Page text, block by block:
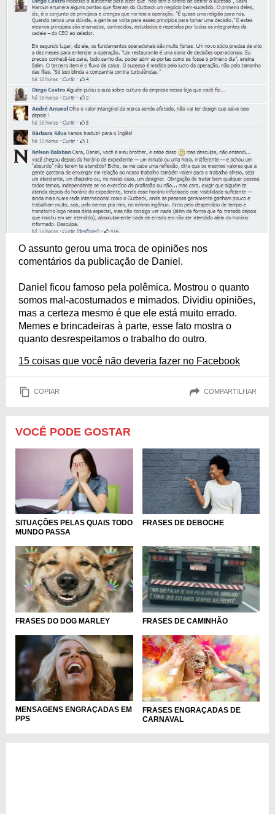
O assunto gerou uma troca de opiniões nos
comentários da publicação de Daniel.
Daniel ficou famoso pela polêmica. Mostrou o quanto
somos mal-acostumados e mimados. Dividiu opiniões,
mas a certeza mesmo é que ele está muito errado.
Memes e brincadeiras à parte, esse fato mostra o
quanto desrespeitamos o trabalho do outro.
15 coisas que você não deveria fazer no Facebook
COPIAR COMPARTILHAR
VOCÊ PODE GOSTAR
SITUAÇÕES PELAS QUAIS TODO
MUNDO PASSA
FRASES DE DEBOCHE
FRASES DO DOG MARLEY FRASES DE CAMINHÃO
MENSAGENS ENGRAÇADAS EM
PPS
FRASES ENGRAÇADAS DE
CARNAVAL